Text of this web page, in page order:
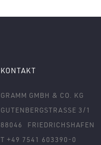
KONTAKT
GRAMM GMBH & CO. KG
GUTENBERGSTRASSE 3/1
88046
FRIEDRICHSHAFEN
T +49 7541 603390-0